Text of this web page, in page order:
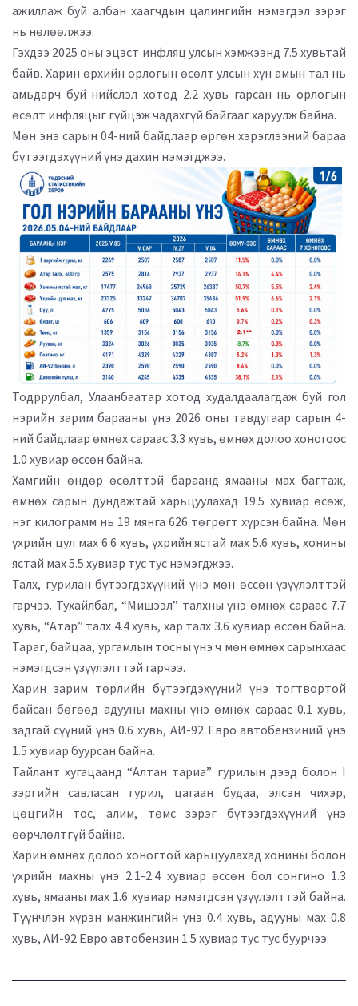
ажиллаж буй албан хаагчдын цалингийн нэмэгдэл зэрэг
нь нөлөөлжээ.
Гэхдээ 2025 оны эцэст инфляц улсын хэмжээнд 7.5 хувьтай
байв. Харин өрхийн орлогын өсөлт улсын хүн амын тал нь
амьдарч буй нийслэл хотод 2.2 хувь гарсан нь орлогын
өсөлт инфляцыг гүйцэж чадахгүй байгааг харуулж байна.
Мөн энэ сарын 04-ний байдлаар өргөн хэрэглээний бараа
бүтээгдэхүүний үнэ дахин нэмэгджээ.
Тодррулбал, Улаанбаатар хотод худалдаалагдаж буй гол
нэрийн зарим барааны үнэ 2026 оны тавдугаар сарын 4-
ний байдлаар өмнөх сараас 3.3 хувь, өмнөх долоо хоногоос
1.0 хувиар өссөн байна.
Хамгийн өндөр өсөлттэй бараанд ямааны мах багтаж,
өмнөх сарын дундажтай харьцуулахад 19.5 хувиар өсөж,
нэг килограмм нь 19 мянга 626 төгрөгт хүрсэн байна. Мөн
үхрийн цул мах 6.6 хувь, үхрийн ястай мах 5.6 хувь, хонины
ястай мах 5.5 хувиар тус тус нэмэгджээ.
Талх, гурилан бүтээгдэхүүний үнэ мөн өссөн үзүүлэлттэй
гарчээ. Тухайлбал, “Мишээл” талхны үнэ өмнөх сараас 7.7
хувь, “Атар” талх 4.4 хувь, хар талх 3.6 хувиар өссөн байна.
Тараг, байцаа, ургамлын тосны үнэ ч мөн өмнөх сарынхаас
нэмэгдсэн үзүүлэлттэй гарчээ.
Харин зарим төрлийн бүтээгдэхүүний үнэ тогтвортой
байсан бөгөөд адууны махны үнэ өмнөх сараас 0.1 хувь,
задгай сүүний үнэ 0.6 хувь, АИ-92 Евро автобензиний үнэ
1.5 хувиар буурсан байна.
Тайлант хугацаанд “Алтан тариа” гурилын дээд болон I
зэргийн савласан гурил, цагаан будаа, элсэн чихэр,
цөцгийн тос, алим, төмс зэрэг бүтээгдэхүүний үнэ
өөрчлөлтгүй байна.
Харин өмнөх долоо хоногтой харьцуулахад хонины болон
үхрийн махны үнэ 2.1-2.4 хувиар өссөн бол сонгино 1.3
хувь, ямааны мах 1.6 хувиар нэмэгдсэн үзүүлэлттэй байна.
Түүнчлэн хүрэн манжингийн үнэ 0.4 хувь, адууны мах 0.8
хувь, АИ-92 Евро автобензин 1.5 хувиар тус тус буурчээ.